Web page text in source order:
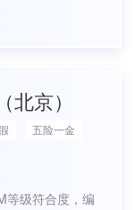
京）
五险一金
等级符合度，编